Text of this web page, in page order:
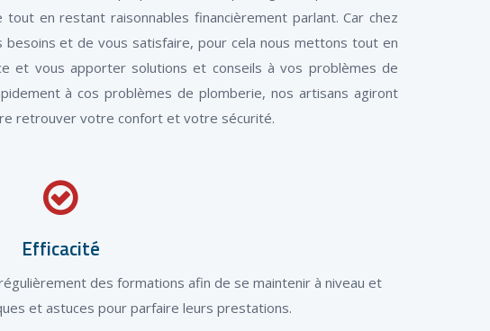
en restant raisonnables financièrement parlant. Car chez
et de vous satisfaire, pour cela nous mettons tout en
et vous apporter solutions et conseils à vos problèmes de
à cos problèmes de plomberie, nos artisans agiront
retrouver votre confort et votre sécurité.
Efficacité
des formations afin de se maintenir à niveau et
et astuces pour parfaire leurs prestations.